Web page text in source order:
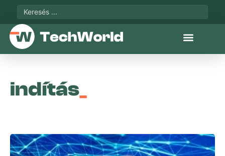
indítás